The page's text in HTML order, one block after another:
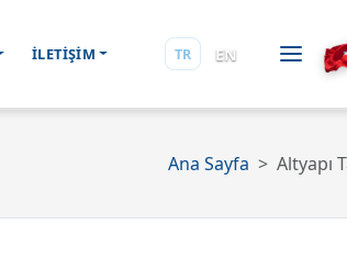
İLETİŞİM TR EN
Ana Sayfa Altyapı